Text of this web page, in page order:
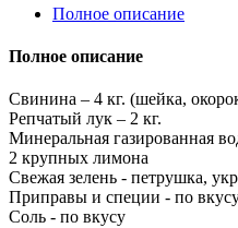
Полное описание
Полное описание
Свинина – 4 кг. (шейка,
Репчатый лук – 2 кг.
Минеральная газированная
2 крупных лимона
Свежая зелень - петрушка,
Приправы и специи - по
Соль - по вкусу